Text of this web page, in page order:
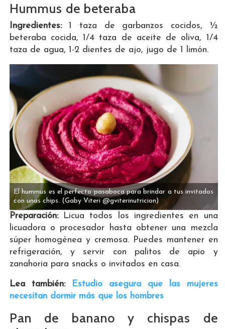
Hummus de beteraba
Ingredientes:1 taza de garbanzos cocidos, ½
beteraba cocida, 1/4 taza de aceite de oliva, 1/4
taza de agua, 1-2 dientes de ajo, jugo de 1 limón.
El hummus es el perfecto pasaboca para brindar a tus invitados
con unas chips. (Gaby Viteri @gviterinutricion)
Preparación:
Licua todos los ingredientes en una
licuadora o procesador hasta obtener una mezcla
súper homogénea y cremosa. Puedes mantener en
refrigeración, y servir con palitos de apio y
zanahoria para snacks o invitados en casa.
Lea también:
Estudio asegura que las mujeres
necesitan dormir más que los hombres
Pan de banano y chispas de